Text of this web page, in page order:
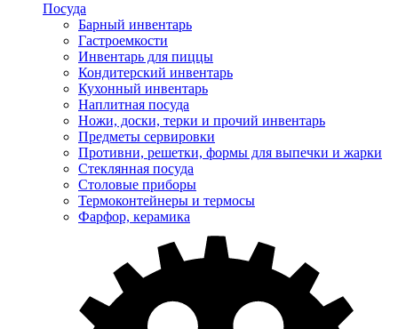
Посуда
Барный инвентарь
Гастроемкости
Инвентарь для пиццы
Кондитерский инвентарь
Кухонный инвентарь
Наплитная посуда
Ножи, доски, терки и прочий инвентарь
Предметы сервировки
Противни, решетки, формы для выпечки и жарки
Стеклянная посуда
Столовые приборы
Термоконтейнеры и термосы
Фарфор, керамика